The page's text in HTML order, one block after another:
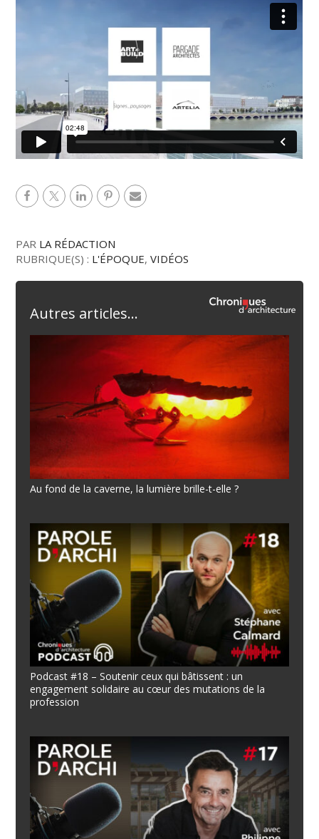
PAR LA RÉDACTION
RUBRIQUE(S) : L'ÉPOQUE,VIDÉOS
Autres articles...
Au fond de la caverne, la lumière brille-t-elle ?
Podcast #18 – Soutenir ceux qui bâtissent : un
engagement solidaire au cœur des mutations de la
profession